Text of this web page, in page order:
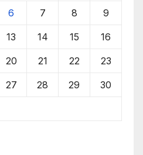
6 7 8 9
13 14 15 16
20 21 22 23
27 28 29 30